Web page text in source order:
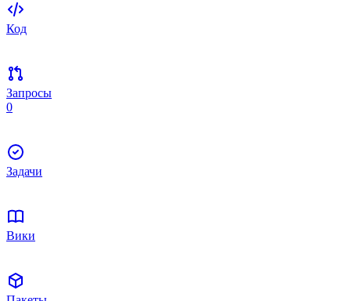
Код
Запросы
0
Задачи
Вики